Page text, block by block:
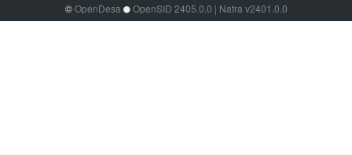
©OpenDesa OpenSID 2405.0.0 | Natra v2401.0.0